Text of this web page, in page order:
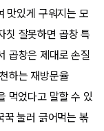
맛있게 구워지는 모
칫 잘못하면 곱창 특
곱창은 제대로 손질
하는 재방문율
먹었다고 말할 수 있
꾹 눌러 긁어먹는 볶